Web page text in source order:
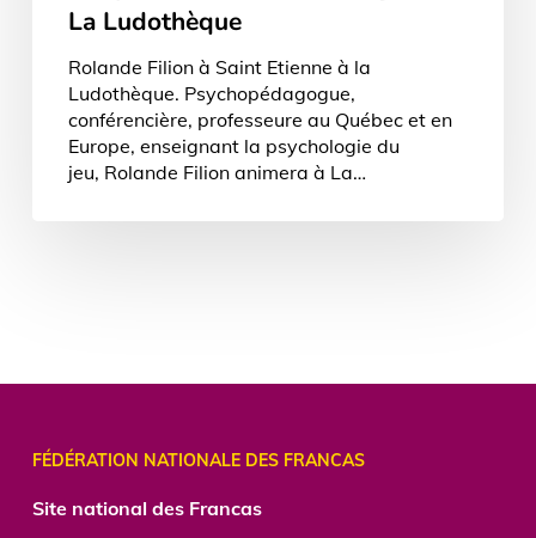
La Ludothèque
Rolande Filion à Saint Etienne à la
Ludothèque. Psychopédagogue,
conférencière, professeure au Québec et en
Europe, enseignant la psychologie du
jeu, Rolande Filion animera à La…
FÉDÉRATION NATIONALE DES FRANCAS
Site national des Francas